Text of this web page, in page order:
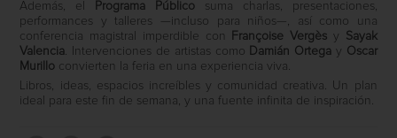
Además, el Programa Público suma charlas, presentaciones,
performances y talleres —incluso para niños—, así como una
conferencia magistral imperdible con
Françoise Vergès y Sayak
Valencia . Intervenciones de artistas como Damián Ortega y Oscar
Murillo convierten la feria en una experiencia viva.
Libros, ideas, espacios increíbles y comunidad creativa. Un plan
ideal para este fin de semana, y una fuente infinita de inspiración.